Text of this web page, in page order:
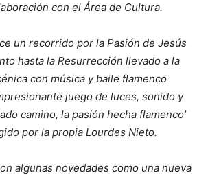
con el Área de Cultura.
un recorrido por la Pasión de Jesús
hasta la Resurrección llevado a la
con música y baile flamenco
juego de luces, sonido y
camino, la pasión hecha flamenco’
por la propia Lourdes Nieto.
algunas novedades como una nueva